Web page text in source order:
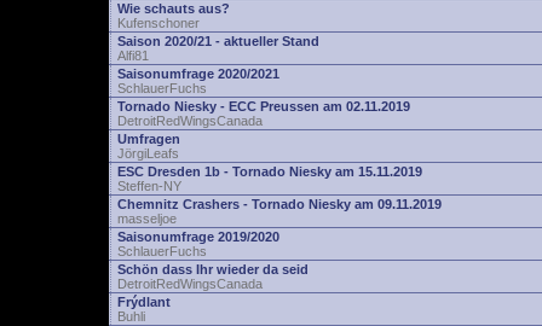
Wie schauts aus?
Kufenschoner
Saison 2020/21 - aktueller Stand
Alfi81
Saisonumfrage 2020/2021
SchlauerFuchs
Tornado Niesky - ECC Preussen am 02.11.2019
DetroitRedWingsCanada
Umfragen
JörgiLeafs
ESC Dresden 1b - Tornado Niesky am 15.11.2019
Steffen-NY
Chemnitz Crashers - Tornado Niesky am 09.11.2019
masseljoe
Saisonumfrage 2019/2020
SchlauerFuchs
Schön dass Ihr wieder da seid
DetroitRedWingsCanada
Frýdlant
Buhli